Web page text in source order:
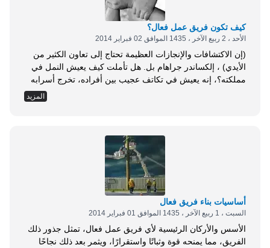
كيف تكون فريق عمل فعال؟
الأحد ، 2 ربيع الآخر ، 1435 الموافق 02 فبراير 2014
(إن الاكتشافات والإنجازات العظيمة تحتاج إلى تعاون الكثير من
الأيدي) ، إلكساندر جراهام بل. هل تأملت كيف يعيش النمل في
مملكته؟، إنه يعيش في تكاتف عجيب بين أفراده، تخرج أسرابه
طالبة قُوتَها، فإذا ظفرت بها، شرعت في نقلها على فرقتين
اثنتين: فرقة تحمله إلى بيوتها ذاهبة، وأخرى خارجة من بيوتها إلى
إن ثقل على إحداها حمل شيء؛ استغاثت بأخواتها فتعاونت معها
على حمله، ثم خلوا بينها وبينه بلا أجرة، بل انظر كيف مكن
التكاتف النمل من زراعة الأرض!. لقد...
المزيد
أساسيات بناء فريق فعال
السبت ، 1 ربيع الآخر ، 1435 الموافق 01 فبراير 2014
الأسس والأركان الرئيسية لأي فريق عمل فعال، تمثل جذور ذلك
الفريق، مما يمنحه قوة وثباتًا واستقرارًا، ويثمر بعد ذلك نجاحًا